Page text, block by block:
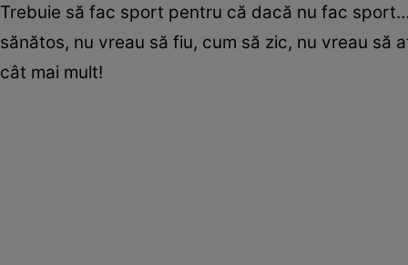
Trebuie să fac sport pentru că dacă nu fac
sănătos, nu vreau să fiu, cum să zic, nu vreau să
cât mai mult!